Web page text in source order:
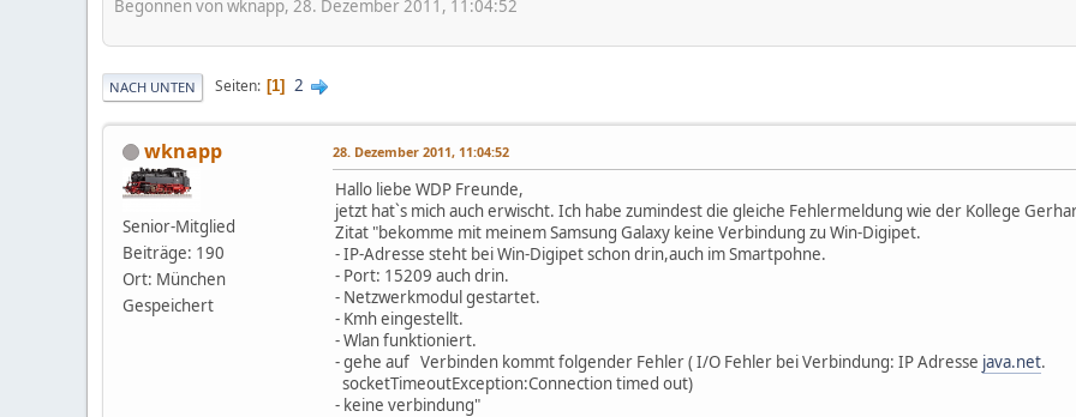
Begonnen von wknapp, 28. Dezember 2011, 11:04:52
NACH UNTEN Seiten 1 2
wknapp
Senior-Mitglied
Beiträge: 190
Ort: München
Gespeichert
28. Dezember 2011, 11:04:52
Hallo liebe WDP Freunde,
jetzt hat`s mich auch erwischt. Ich habe zumindest die gleiche Fehlermeldung wie der Kollege
Zitat "bekomme mit meinem Samsung Galaxy keine Verbindung zu Win-Digipet.
- IP-Adresse steht bei Win-Digipet schon drin,auch im Smartpohne.
- Port: 15209 auch drin.
- Netzwerkmodul gestartet.
- Kmh eingestellt.
- Wlan funktioniert.
- gehe auf Verbinden kommt folgender Fehler ( I/O Fehler bei Verbindung: IP Adresse java.net.
socketTimeoutException:Connection timed out)
- keine verbindung"